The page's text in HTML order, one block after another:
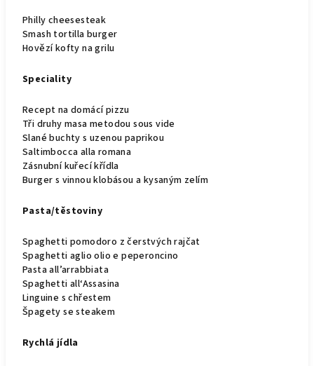
Philly cheesesteak
Smash tortilla burger
Hovězí kofty na grilu
Speciality
Recept na domácí pizzu
Tři druhy masa metodou sous vide
Slané buchty s uzenou paprikou
Saltimbocca alla romana
Zásnubní kuřecí křídla
Burger s vinnou klobásou a kysaným zelím
Pasta/těstoviny
Spaghetti pomodoro z čerstvých rajčat
Spaghetti aglio olio e peperoncino
Pasta all’arrabbiata
Spaghetti all‘Assasina
Linguine s chřestem
Špagety se steakem
Rychlá jídla